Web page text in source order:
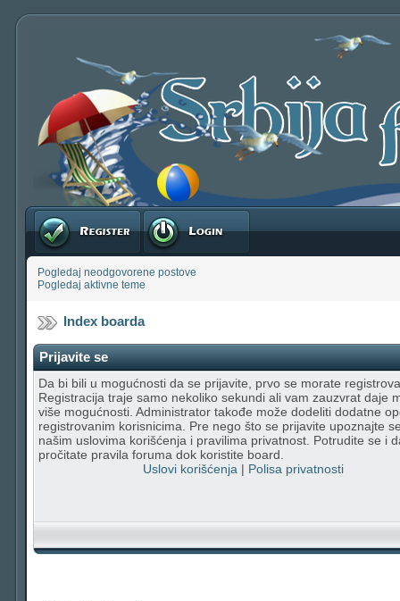
Registruj se Prijavite se
Pogledaj neodgovorene postove
Pogledaj aktivne teme
Index boarda
Prijavite se
Da bi bili u mogućnosti da se prijavite, prvo se morate
Registracija traje samo nekoliko sekundi ali vam zauzvrat daje
više mogućnosti. Administrator takođe može dodeliti dodatne
registrovanim korisnicima. Pre nego što se prijavite upoznajte
našim uslovima korišćenja i pravilima privatnost. Potrudite se i
pročitate pravila foruma dok koristite board.
Uslovi korišćenja | Polisa privatnosti